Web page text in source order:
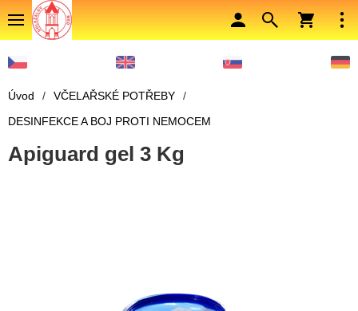
Úvod / VČELAŘSKÉ POTŘEBY
/
DESINFEKCE A BOJ PROTI NEMOCEM
Apiguard gel 3 Kg